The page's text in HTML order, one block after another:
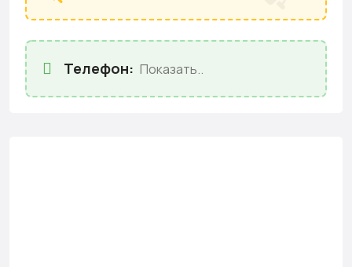
Телефон: Показать..